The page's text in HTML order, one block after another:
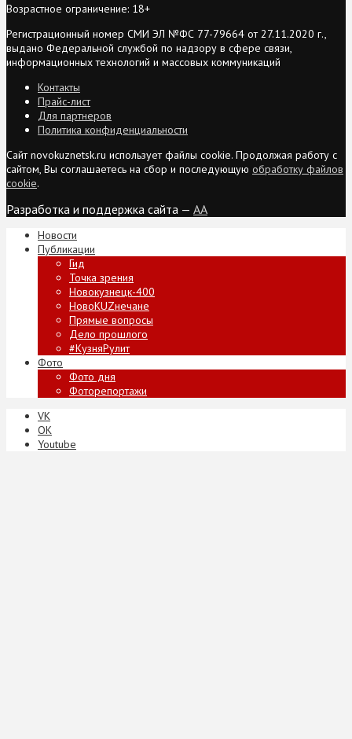
Возрастное ограничение: 18+
Регистрационный номер СМИ ЭЛ №ФС 77-79664 от 27.11.2020 г.,
выдано Федеральной службой по надзору в сфере связи,
информационных технологий и массовых коммуникаций
Контакты
Прайс-лист
Для партнеров
Политика конфиденциальности
Сайт novokuznetsk.ru использует файлы cookie. Продолжая работу с
сайтом, Вы соглашаетесь на сбор и последующую обработку файлов
cookie.
Разработка и поддержка сайта — AA
Новости
Публикации
Гид
Точка зрения
Новокузнецк-400
НовоKUZнечане
Прямые вопросы
Дело прошлого
#КузняРулит
Фото
Фото дня
Фоторепортажи
VK
ОК
Youtube